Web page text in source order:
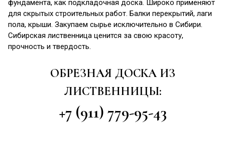
фундамента, как подкладочная доска. Широко применяют
для скрытых строительных работ. Балки перекрытий, лаги
пола, крыши. Закупаем сырье исключительно в Сибири.
Сибирская лиственница ценится за свою красоту,
прочность и твердость.
ОБРЕЗНАЯ ДОСКА ИЗ
ЛИСТВЕННИЦЫ:
+7 (911) 779-95-43